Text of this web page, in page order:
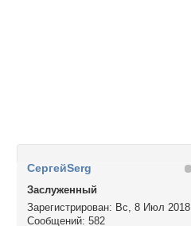
СергейSerg
Заслуженный
Зарегистрирован: Вс, 8 Июл 2018
Сообщений: 582